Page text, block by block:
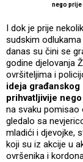
nego
I dok je prije
sudskim
danas su čini se
godine djelovanja
ovršiteljima i
ideja
prihvatljivije
na svaku pomisao
gledalo sa
mladići i djevojke,
koji su iz akcije u
ovršenika i